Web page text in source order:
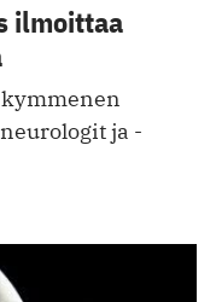
ilmoittaa
ja